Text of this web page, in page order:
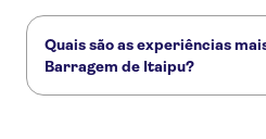
Quais são as experiências
Barragem de Itaipu?